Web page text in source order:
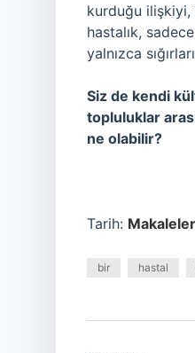
kurduğu ilişkiyi,
hastalık,
yalnızca
Siz de kendi
topluluklar
ne olabilir?
Tarih: Makaleler
bir hastal